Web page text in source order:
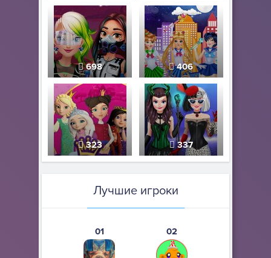
698 406
323 337
Лучшие игроки
01 02